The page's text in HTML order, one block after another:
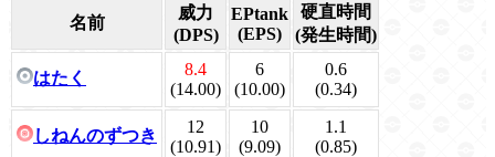
名前
威力
(DPS)
EPtank
(EPS)
硬直時間
(発生時間)
はたく
8.4
(14.00)
6
(10.00)
0.6
(0.34)
しねんのずつき
12
(10.91)
10
(9.09)
1.1
(0.85)